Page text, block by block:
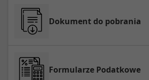
Dokument do pobrania
Formularze Podatkowe